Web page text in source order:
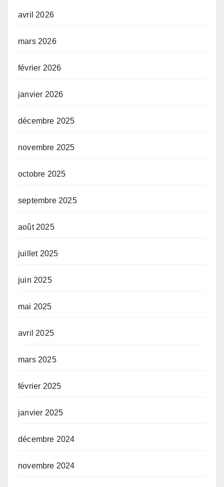
avril 2026
mars 2026
février 2026
janvier 2026
décembre 2025
novembre 2025
octobre 2025
septembre 2025
août 2025
juillet 2025
juin 2025
mai 2025
avril 2025
mars 2025
février 2025
janvier 2025
décembre 2024
novembre 2024